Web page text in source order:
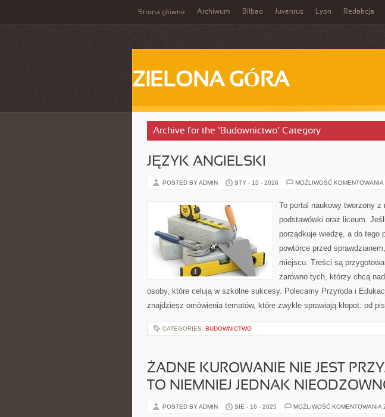
Strona główna Archiwum Bilbao Juventus Lyon Redakcja
ZIELONA GÓRA
Archive for the ‘Budownictwo’ Category
JĘZYK ANGIELSKI
POSTED BY ADMIN STY - 15 - 2026 MOŻLIWOŚĆ KOMENTOWANIA
To portal naukowy tworzony z
podstawówki oraz liceum.
porządkuje wiedzę, a do tego
powtórce przed
miejscu. Treści są
zarówno tych, którzy chcą
osoby, które celują w szkolne sukcesy. Polecamy Przyroda i
znajdziesz omówienia tematów, które zwykle sprawiają kłopot: od
CATEGORIES: BUDOWNICTWO
ŻADNE KUROWANIE NIE JEST
TO NIEMNIEJ JEDNAK
POSTED BY ADMIN SIE - 16 - 2025 MOŻLIWOŚĆ KOMENTOWANIA